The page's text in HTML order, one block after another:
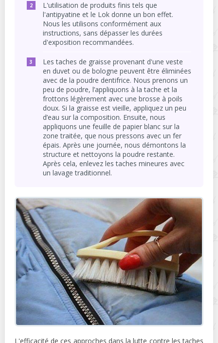
L'utilisation de produits finis tels que
l'antipyatine et le Lok donne un bon effet.
Nous les utilisons conformément aux
instructions, sans dépasser les durées
d'exposition recommandées.
Les taches de graisse provenant d'une veste
en duvet ou de bologne peuvent être éliminées
avec de la poudre dentifrice. Nous prenons un
peu de poudre, l’appliquons à la tache et la
frottons légèrement avec une brosse à poils
doux. Si la graisse est vieille, appliquez un peu
d’eau sur la composition. Ensuite, nous
appliquons une feuille de papier blanc sur la
zone traitée, que nous pressons avec un fer
épais. Après une journée, nous démontons la
structure et nettoyons la poudre restante.
Après cela, enlevez les taches mineures avec
un lavage traditionnel.
L'efficacité de ces approches dans la lutte contre les taches